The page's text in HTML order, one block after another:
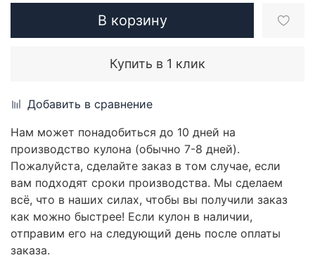
В корзину
Купить в 1 клик
Добавить в сравнение
Нам может понадобиться до 10 дней на
производство кулона (обычно 7-8 дней).
Пожалуйста, сделайте заказ в том случае, если
вам подходят сроки производства. Мы сделаем
всё, что в наших силах, чтобы вы получили заказ
как можно быстрее! Если кулон в наличии,
отправим его на следующий день после оплаты
заказа.